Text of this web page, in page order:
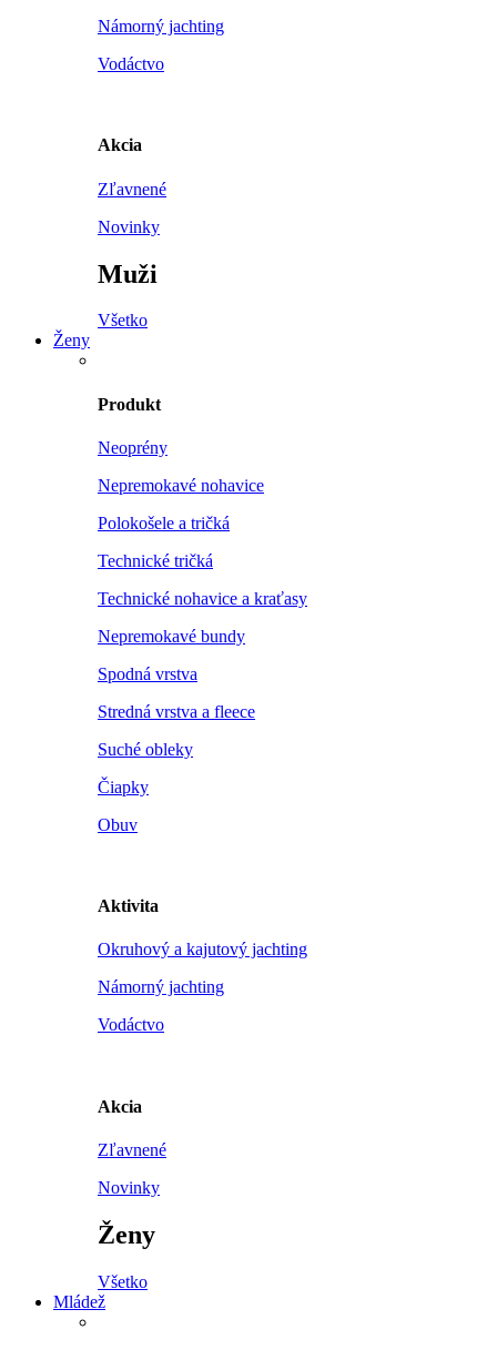
Námorný jachting
Vodáctvo
Akcia
Zľavnené
Novinky
Muži
Všetko
Ženy
Produkt
Neoprény
Nepremokavé nohavice
Polokošele a tričká
Technické tričká
Technické nohavice a kraťasy
Nepremokavé bundy
Spodná vrstva
Stredná vrstva a fleece
Suché obleky
Čiapky
Obuv
Aktivita
Okruhový a kajutový jachting
Námorný jachting
Vodáctvo
Akcia
Zľavnené
Novinky
Ženy
Všetko
Mládež